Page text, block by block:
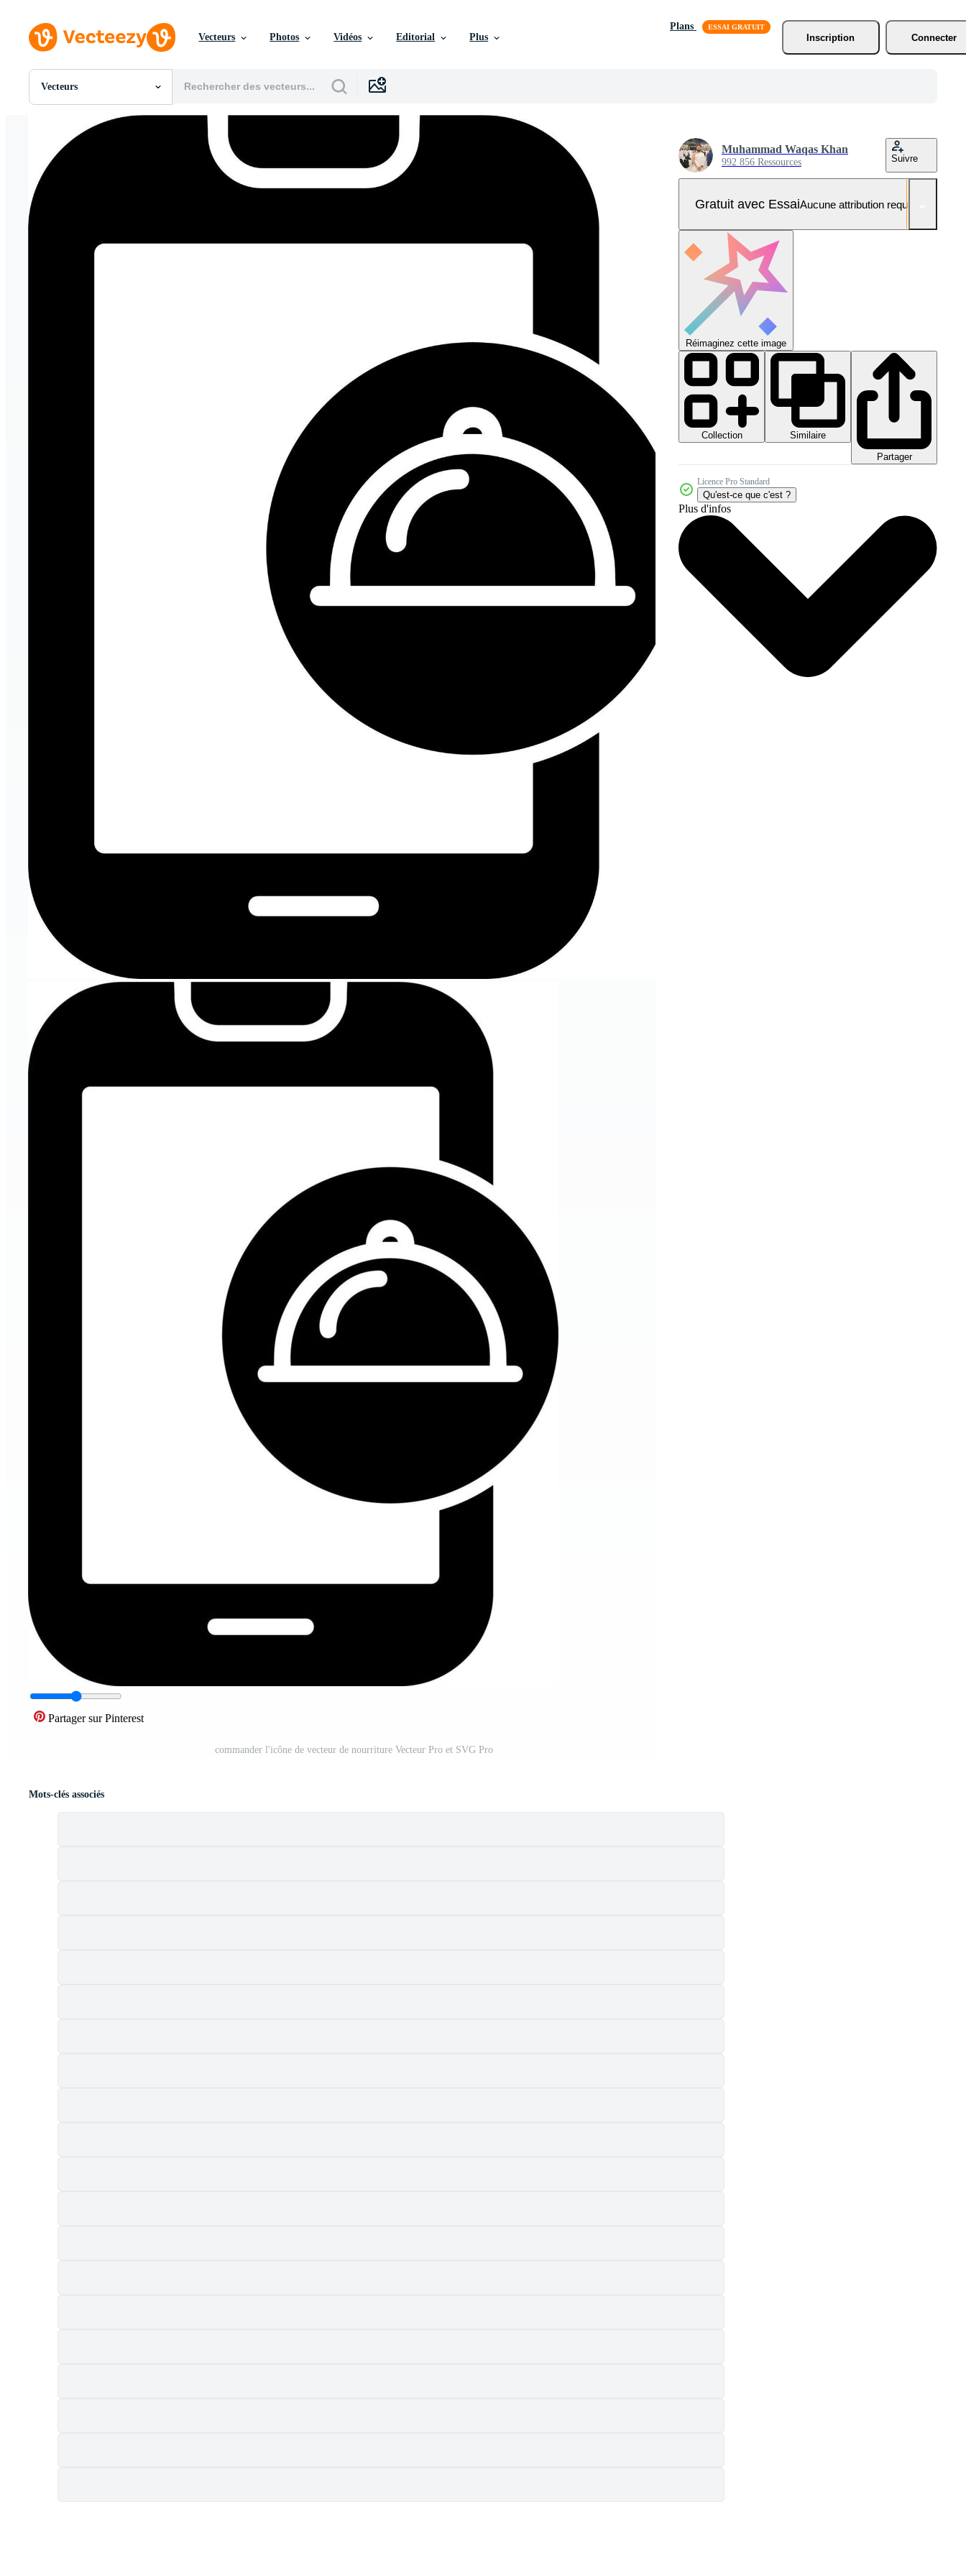
Vecteurs Photos Vidéos Editorial Plus
Plans
Inscription
Connecter
Vecteurs
Toutes Images
PNGs
PSDs
Événements Éditoriaux
Partager sur Pinterest
commander l'icône de vecteur de nourriture Vecteur Pro et SVG Pro
Muhammad Waqas Khan
992 856 Ressources Suivre
Gratuit avec EssaiAucune attribution requise
Réimaginez cette image
Collection
Similaire
Partager
Licence Pro Standard
Qu'est-ce que c'est ?
Plus d'infos
Mots-clés associés